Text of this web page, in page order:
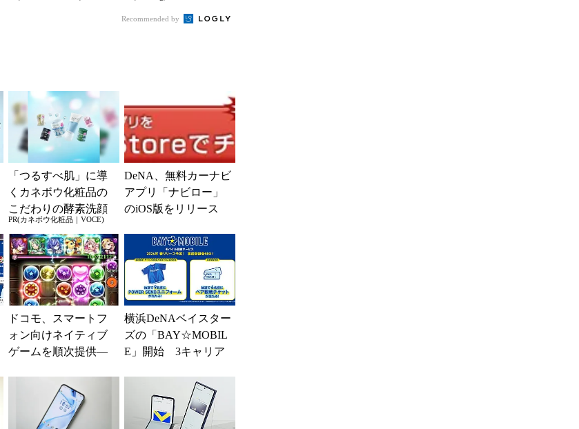
る快適PCライフ
Recommended by
「つるすべ肌」に導
くカネボウ化粧品の
こだわりの酵素洗顔
とは？
PR(カネボウ化粧品｜VOCE)
DeNA、無料カーナビ
アプリ「ナビロー」
のiOS版をリリース
ドコモ、スマートフ
ォン向けネイティブ
ゲームを順次提供―
横浜DeNAベイスター
ズの「BAY☆MOBIL
E」開始 3キャリア
ら、観戦チケ...